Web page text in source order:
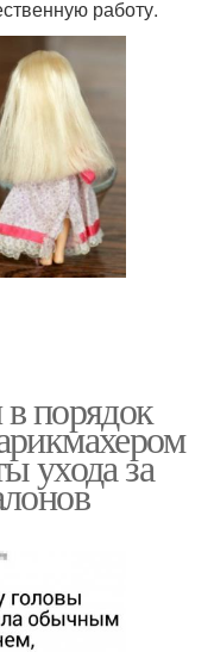
работу.
порядок
ухода за